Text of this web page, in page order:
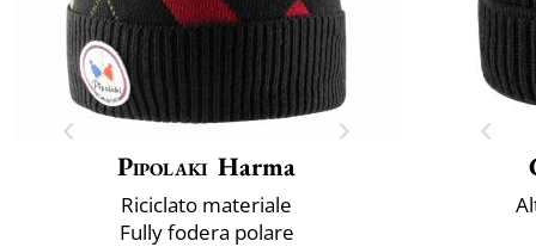
Pipolaki Harma
Riciclato materiale
Fully fodera polare